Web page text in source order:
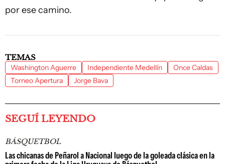
por ese camino.
TEMAS
Washington Aguerre Independiente Medellín
Once Caldas
Torneo Apertura
Jorge Bava
SEGUÍ LEYENDO
BÁSQUETBOL
Las chicanas de Peñarol a Nacional luego de la goleada clásica en la